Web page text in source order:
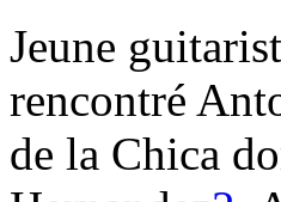
Jeune
rencontré
de la Chica